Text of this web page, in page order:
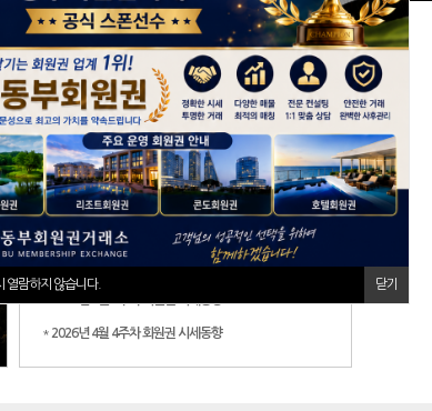
열람하지 않습니다. 닫기
ID 저장 아이디/비밀번호 찾기 [회원가입]
회원권 시세정보
*반얀트리클럽앤스파서울, 키즈시설 확충 및 신규 건물 신축 계획
* 2026년 6월 2주차 회원권 시세동향
* 2026년 5월 4주차 회원권 시세동향
*2026년 5월 3주차 회원권 시세동향
* 2026년 4월 4주차 회원권 시세동향
+ 전체보기